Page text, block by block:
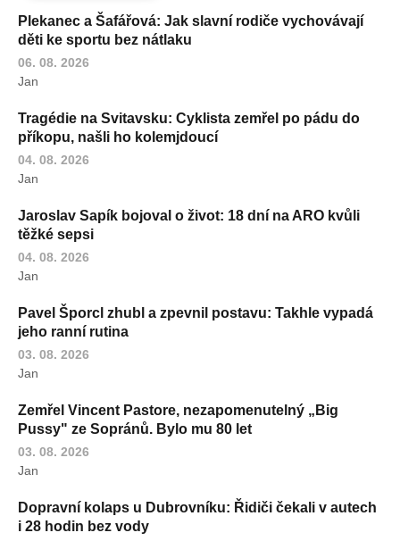
Plekanec a Šafářová: Jak slavní rodiče vychovávají
děti ke sportu bez nátlaku
06. 08. 2026
Jan
Tragédie na Svitavsku: Cyklista zemřel po pádu do
příkopu, našli ho kolemjdoucí
04. 08. 2026
Jan
Jaroslav Sapík bojoval o život: 18 dní na ARO kvůli
těžké sepsi
04. 08. 2026
Jan
Pavel Šporcl zhubl a zpevnil postavu: Takhle vypadá
jeho ranní rutina
03. 08. 2026
Jan
Zemřel Vincent Pastore, nezapomenutelný „Big
Pussy" ze Sopránů. Bylo mu 80 let
03. 08. 2026
Jan
Dopravní kolaps u Dubrovníku: Řidiči čekali v autech
i 28 hodin bez vody